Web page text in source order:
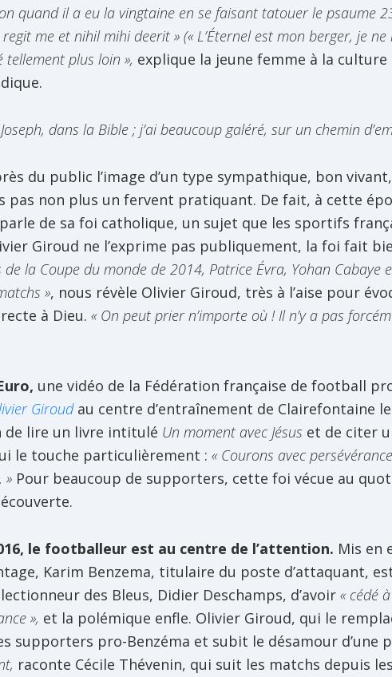
quand il a eu la vingtaine en se faisant tatouer le psaume
me et nihil mihi deerit » (« L’Éternel est mon berger, je
tellement plus loin », explique la jeune femme à la culture
dans la Bible ; j’ai beaucoup galéré, sur un chemin
du public l’image d’un type sympathique, bon
pas non plus un fervent pratiquant. De fait, à cette
de sa foi catholique, un sujet que les sportifs
Giroud ne l’exprime pas publiquement, la foi fait
de la Coupe du monde de 2014, Patrice Évra, Yohan Cabaye
», nous révèle Olivier Giroud, très à l’aise pour
à Dieu. « On peut prier n’importe où ! Il n’y a pas
une vidéo de la Fédération française de football
Giroudau centre d’entraînement de Clairefontaine
de lire un livre intitulé Un moment avec Jésus et de citer
le touche particulièrement : « Courons avec
» Pour beaucoup de supporters, cette foi vécue au
le footballeur est au centre de l’attention. Mis en
Karim Benzema, titulaire du poste d’attaquant,
des Bleus, Didier Deschamps, d’avoir « cédé
», et la polémique enfle. Olivier Giroud, qui le
supporters pro-Benzéma et subit le désamour d’une
raconte Cécile Thévenin, qui suit les matchs depuis